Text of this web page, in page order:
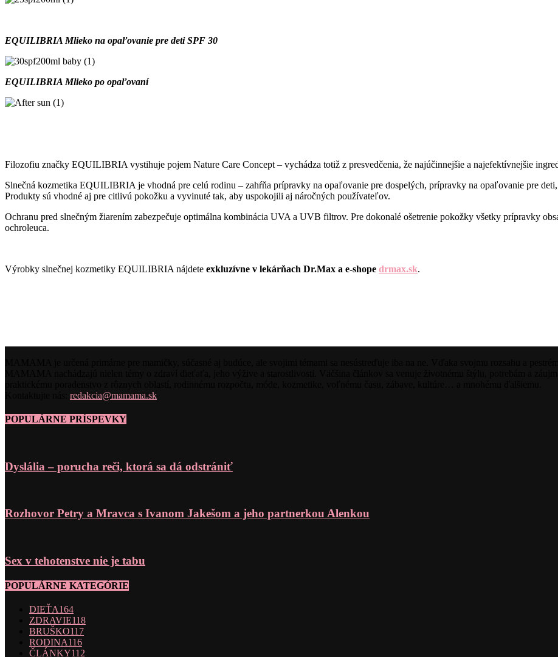
EQUILIBRIA Mlieko na opaľovanie pre deti SPF 30
EQUILIBRIA Mlieko po opaľovaní
Filozofiu značky EQUILIBRIA vystihuje pojem Nature Care Concept – vychádza totiž z presvedčenia, že najúčinnejšie a najefektívnejšie
Slnečná kozmetika EQUILIBRIA je vhodná pre celú rodinu – zahŕňa prípravky na opaľovanie pre dospelých, prípravky na opaľovanie pre
Produkty sú vhodné aj pre citlivú pokožku a vyvinuté tak, aby uspokojili aj náročných používateľov.
Ochranu pred slnečným žiarením zabezpečuje optimálna kombinácia UVA a UVB filtrov. Pre dokonalé ošetrenie pokožky všetky prípravky
ochroleuca.
Výrobky slnečnej kozmetiky EQUILIBRIA nájdete exkluzívne v lekárňach Dr.Max a e-shope drmax.sk.
redakcia@mamama.sk
POPULÁRNE PRÍSPEVKY
Dyslália – porucha reči, ktorá sa dá odstrániť
Rozhovor Petry a Mravca s Ivanom Jakešom a jeho partnerkou Alenkou
Sex v tehotenstve nie je tabu
POPULÁRNE KATEGÓRIE
DIEŤA164
ZDRAVIE118
BRUŠKO117
RODINA116
ČLÁNKY112